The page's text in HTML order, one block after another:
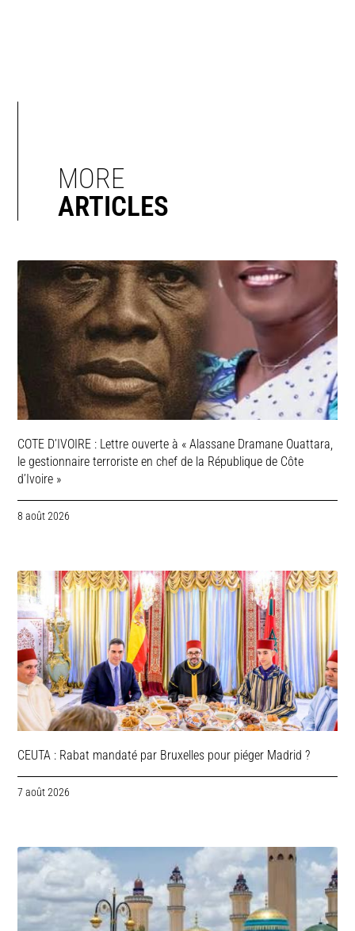
MORE
ARTICLES
COTE D’IVOIRE : Lettre ouverte à « Alassane Dramane Ouattara,
le gestionnaire terroriste en chef de la République de Côte
d’Ivoire »
8 août 2026
CEUTA : Rabat mandaté par Bruxelles pour piéger Madrid ?
7 août 2026